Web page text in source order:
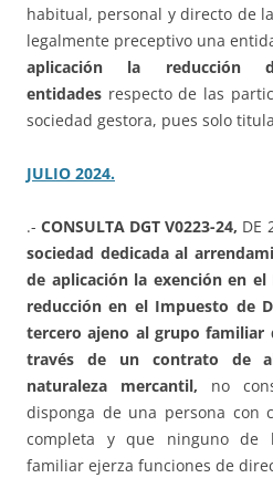
habitual, personal y directo de
legalmente preceptivo una
aplicación la reducción
entidades respecto de las
sociedad gestora, pues solo
JULIO 2024.
.-CONSULTA DGT V0223-24, DE
sociedad dedicada al
de aplicación la exención en el
reducción en el Impuesto de
tercero ajeno al grupo familiar
través de un contrato de
naturaleza mercantil, no
disponga de una persona con
completa y que ninguno de
familiar ejerza funciones de